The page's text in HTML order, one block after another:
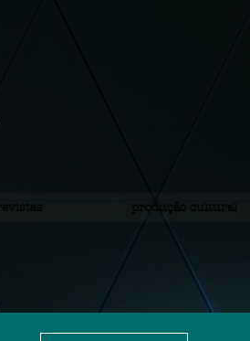
produção cultural